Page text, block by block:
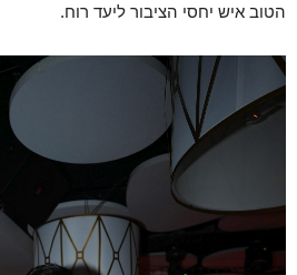
הטוב איש יחסי הציבור ליעד רוח.